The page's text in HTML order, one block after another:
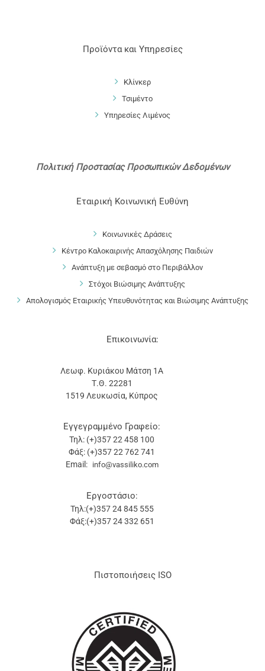
Προϊόντα και Υπηρεσίες
Κλίνκερ
Τσιμέντο
Υπηρεσίες Λιμένος
Πολιτική Προστασίας Προσωπικών Δεδομένων
Εταιρική Κοινωνική Ευθύνη
Κοινωνικές Δράσεις
Κέντρο Καλοκαιρινής Απασχόλησης Παιδιών
Ανάπτυξη με σεβασμό στο Περιβάλλον
Στόχοι Βιώσιμης Ανάπτυξης
Απολογισμός Εταιρικής Υπευθυνότητας και Βιώσιμης Ανάπτυξης
Επικοινωνία:
Λεωφ. Κυριάκου Μάτση 1Α
Τ.Θ. 22281
1519 Λευκωσία, Κύπρος
Εγγεγραμμένο Γραφείο:
Τηλ: (+)357 22 458 100
Φάξ: (+)357 22 762 741
Email: info@vassiliko.com
Εργοστάσιο:
Τηλ:(+)357 24 845 555
Φάξ:(+)357 24 332 651
Πιστοποιήσεις ISO